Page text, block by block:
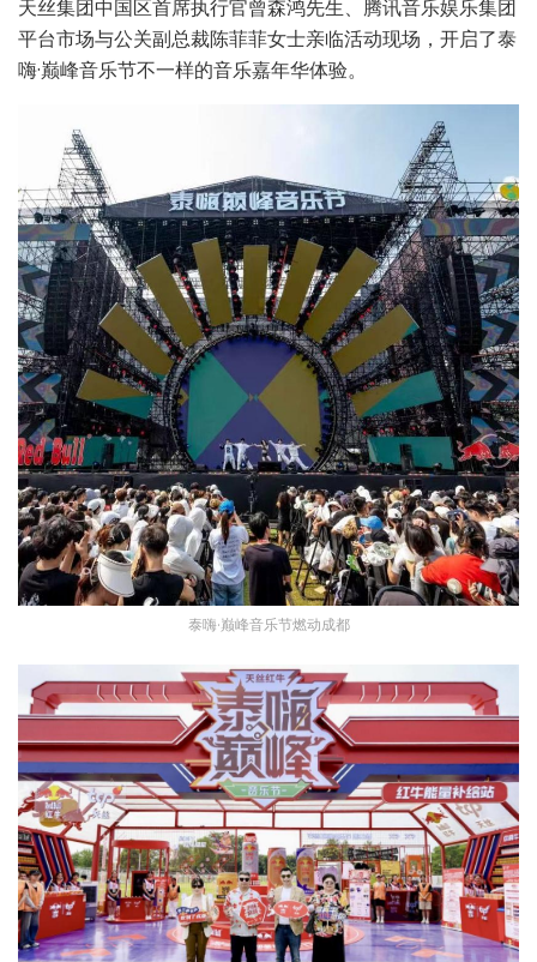
天丝集团中国区首席执行官曾森鸿先生、腾讯音乐娱乐集团
平台市场与公关副总裁陈菲菲女士亲临活动现场，开启了泰
嗨·巅峰音乐节不一样的音乐嘉年华体验。
泰嗨·巅峰音乐节燃动成都